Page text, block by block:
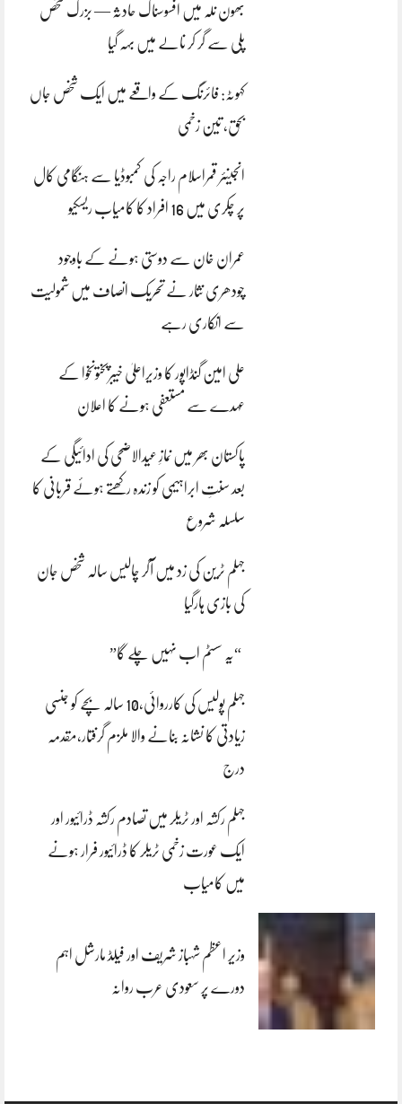
بھون نلہ میں افسوسناک حادثہ — بزرگ شخص
پلی سے گر کر نالے میں بہہ گیا
کہوٹہ: فائرنگ کے واقعے میں ایک شخص جاں
بحق، تین زخمی
انجینئر قمراسلام راجہ کی کمبوڈیا سے ہنگامی کال
پر چکری میں 16 افراد کا کامیاب ریسکیو
عمران خان سے دوستی ہونے کے باوجود
چودھری نثار نے تحریک انصاف میں شمولیت
سے انکاری رہے
علی امین گنڈاپور کا وزیراعلیٰ خیبرپختونخوا کے
عہدے سے مستعفی ہونے کا اعلان
پاکستان بھر میں نمازِ عیدالاضحی کی ادائیگی کے
بعد سنتِ ابراہیمی کو زندہ رکھتے ہوئے قربانی کا
سلسلہ شروع
جہلم ٹرین کی زد میں آکر چالیس سالہ شخص جان
کی بازی ہارگیا
“یہ سسٹم اب نہیں چلے گا”
جہلم پولیس کی کارروائی،10 سالہ بچے کو جنسی
زیادتی کا نشانہ بنانے والا ملزم گرفتار،مقدمہ
درج
جہلم رکشہ اور ٹریلر میں تصادم رکشہ ڈرائیور اور
ایک عورت زخمی ٹریلر کا ڈرائیور فرار ہونے
میں کامیاب
وزیر اعظم شہباز شریف اور فیلڈ مارشل اہم
دورے پر سعودی عرب روانہ